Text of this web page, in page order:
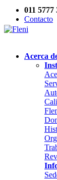
011 5777
Contacto
Acerca